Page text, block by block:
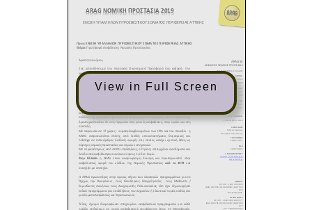
View in Full Screen